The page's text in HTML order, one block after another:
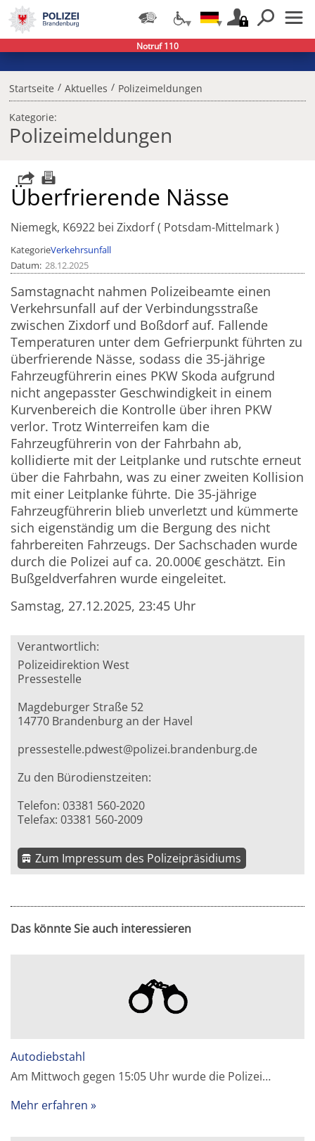
Startseite / Aktuelles / Polizeimeldungen
Kategorie:
Polizeimeldungen
Überfrierende Nässe
Niemegk, K6922 bei Zixdorf Potsdam-Mittelmark
KategorieVerkehrsunfall
Datum 28.12.2025
Samstagnacht nahmen Polizeibeamte einen
Verkehrsunfall auf der Verbindungsstraße
zwischen Zixdorf und Boßdorf auf. Fallende
Temperaturen unter dem Gefrierpunkt führten zu
überfrierende Nässe, sodass die 35-jährige
Fahrzeugführerin eines PKW Skoda aufgrund
nicht angepasster Geschwindigkeit in einem
Kurvenbereich die Kontrolle über ihren PKW
verlor. Trotz Winterreifen kam die
Fahrzeugführerin von der Fahrbahn ab,
kollidierte mit der Leitplanke und rutschte erneut
über die Fahrbahn, was zu einer zweiten Kollision
mit einer Leitplanke führte. Die 35-jährige
Fahrzeugführerin blieb unverletzt und kümmerte
sich eigenständig um die Bergung des nicht
fahrbereiten Fahrzeugs. Der Sachschaden wurde
durch die Polizei auf ca. 20.000€ geschätzt. Ein
Bußgeldverfahren wurde eingeleitet.
Samstag, 27.12.2025, 23:45 Uhr
Verantwortlich:
Polizeidirektion West
Pressestelle
Magdeburger Straße 52
14770 Brandenburg an der Havel
pressestelle.pdwest@polizei.brandenburg.de
Zu den Bürodienstzeiten:
Telefon: 03381 560-2020
Telefax: 03381 560-2009
Zum Impressum des Polizeipräsidiums
Das könnte Sie auch interessieren
Autodiebstahl
Am Mittwoch gegen 15:05 Uhr wurde die Polizei…
Mehr erfahren
Notruf 110